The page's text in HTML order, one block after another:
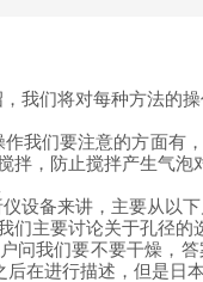
我们将对每种方法的
我们要注意的方面有
拌，防止搅拌产生气
设备来讲，主要从以
们主要讨论关于孔径的
问我们要不要干燥，
后在进行描述，但是日